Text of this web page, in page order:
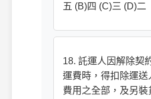
五 (B)四 (C)三 (D)二
18. 託運人因解除契
運費時，得扣除運送
費用之全部，及另裝